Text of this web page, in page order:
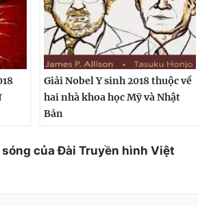
Giải Nobel Y sinh 2018 thuộc về
hai nhà khoa học Mỹ và Nhật
Bản
của Đài Truyền hình Việt